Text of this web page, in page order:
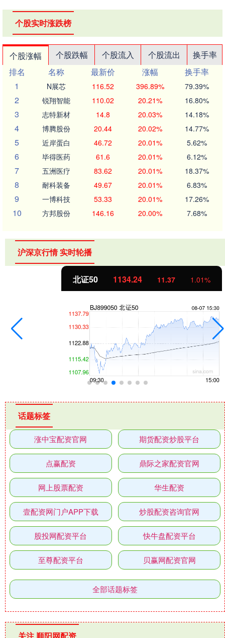
个股实时涨跌榜
个股涨幅 个股跌幅 个股流入 个股流出
换手率
排名
名称 最新价 涨幅
换手率
1
N展芯 116.52 396.89% 79.39%
2 锐翔智能 110.02 20.21% 16.80%
3 志特新材 14.8 20.03% 14.18%
4 博腾股份 20.44 20.02% 14.77%
5 近岸蛋白 46.72 20.01% 5.62%
6 毕得医药 61.6 20.01% 6.12%
7 五洲医疗 83.62 20.01% 18.37%
8 耐科装备 49.67 20.01% 6.83%
9 一博科技 53.33 20.01% 17.26%
10 方邦股份 146.16 20.00% 7.68%
沪深京行情 实时轮播
北证50 1134.24 11.37 1.01%
话题标签
涨中宝配资官网 期货配资炒股平台
点赢配资 鼎际之家配资官网
网上股票配资 华生配资
壹配资网门户APP下载 炒股配资咨询官网
股投网配资平台 快牛盘配资平台
至尊配资平台 贝赢网配资官网
全部话题标签